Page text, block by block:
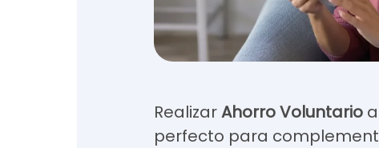
RealizarAhorro Voluntario
perfecto para